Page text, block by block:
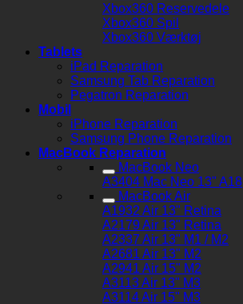
Xbox360 Reservedele
Xbox360 Spil
Xbox360 Værktøj
Tablets
iPad Reparation
Samsung Tab Reparation
Pegatron Reparation
Mobil
iPhone Reparation
Samsung Phone Reparation
MacBook Reparation
MacBook Neo
A3404 Mac Neo 13" A18
MacBook Air
A1932 Air 13" Retina
A2179 Air 13" Retina
A2337 Air 13" M1 / M2
A2681 Air 13" M2
A2941 Air 15" M2
A3113 Air 13" M3
A3114 Air 15" M3